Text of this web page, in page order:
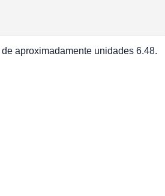
aproximadamente unidades 6.48.